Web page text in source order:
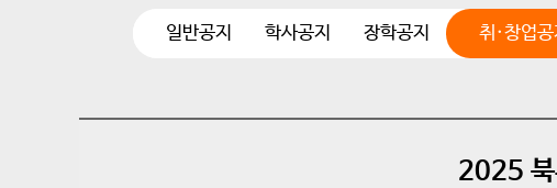
일반공지 학사공지 장학공지 취·창업공
2025 북